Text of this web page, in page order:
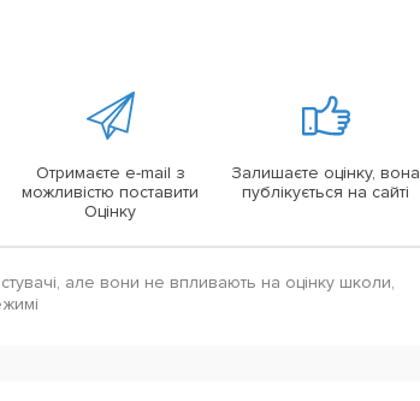
Отримаєте e-mail з
можливістю поставити
Оцінку
Залишаєте оцінку, вона
публікується на сайті
але вони не впливають на оцінку школи,